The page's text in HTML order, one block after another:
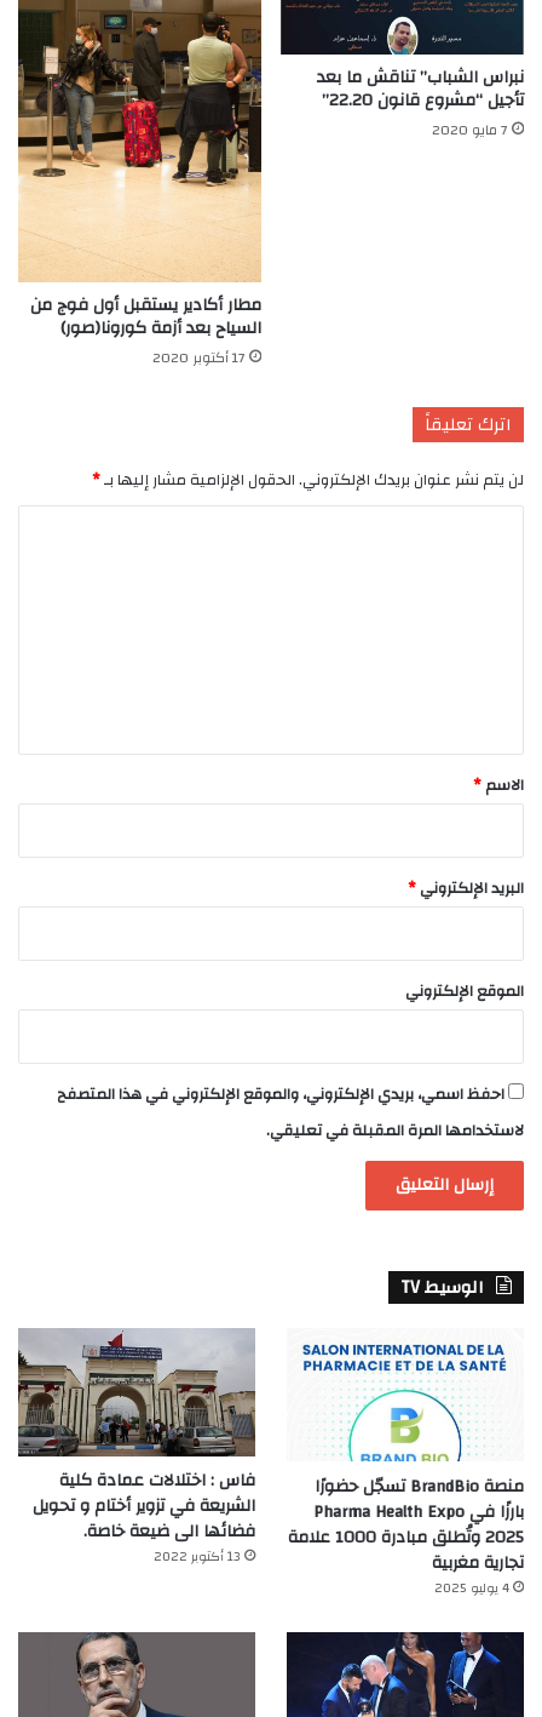
نبراس الشباب” تناقش ما بعد
تأجيل “مشروع قانون 22.20”
7 مايو 2020
مطار أكادير يستقبل أول فوج من
السياح بعد أزمة كورونا(صور)
17 أكتوبر 2020
اترك تعليقاً
لن يتم نشر عنوان بريدك الإلكتروني.الحقول الإلزامية مشار إليها بـ*
*
الاسم*
البريد الإلكتروني*
الموقع الإلكتروني
احفظ اسمي، بريدي الإلكتروني، والموقع الإلكتروني في هذا المتصفح
لاستخدامها المرة المقبلة في تعليقي.
الوسيط TV
منصة BrandBio تسجّل حضورًا
بارزًا في Pharma Health Expo
2025 وتُطلق مبادرة 1000 علامة
تجارية مغربية
4 يوليو 2025
فاس : اختلالات عمادة كلية
الشريعة في تزوير أختام و تحويل
فضائها الى ضيعة خاصة.
13 أكتوبر 2022